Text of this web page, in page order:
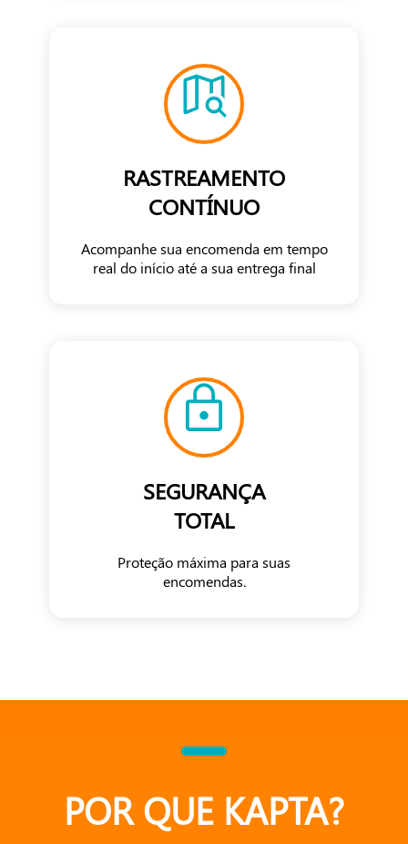
RASTREAMENTO
CONTÍNUO
Acompanhe sua encomenda em tempo
real do início até a sua entrega final
SEGURANÇA
TOTAL
Proteção máxima para suas
encomendas.
POR QUE KAPTA?